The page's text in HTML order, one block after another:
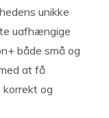
unikke
uafhængige
både små og
at få
og